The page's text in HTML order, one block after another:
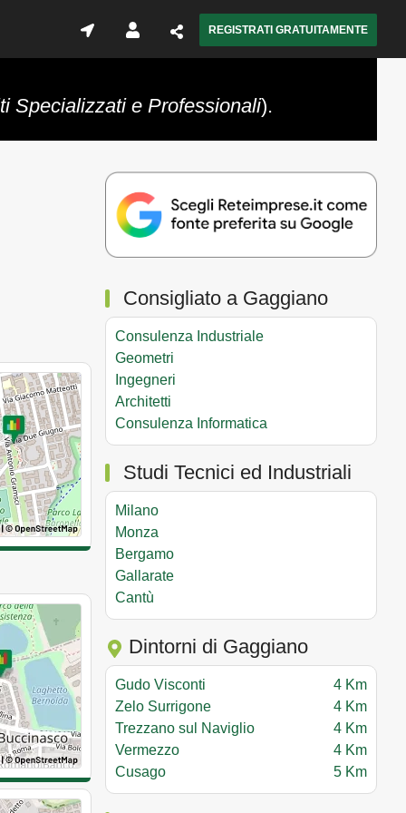
REGISTRATI GRATUITAMENTE
Specializzati e Professionali).
Consigliato a Gaggiano
Consulenza Industriale
Geometri
Ingegneri
Architetti
Consulenza Informatica
Studi Tecnici ed Industriali
Milano
Monza
Bergamo
Gallarate
Cantù
Dintorni di Gaggiano
Gudo Visconti
4 Km
Zelo Surrigone
4 Km
Trezzano sul Naviglio
4 Km
Vermezzo
4 Km
Cusago
5 Km